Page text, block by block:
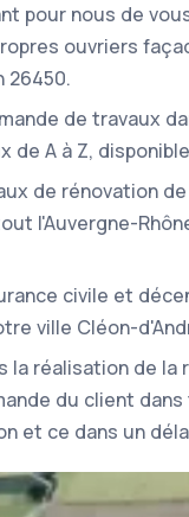
pour nous de
ouvriers
26450.
de travaux
A à Z,
de rénovation
l'Auvergne-
civile et
ville Cléon-
la réalisation de
du client
et ce dans un